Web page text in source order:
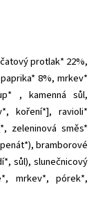
protlak* 22%,
8%, mrkev*
, kamenná sůl,
koření*], ravioli*
*, zeleninová směs*
bramborové
sůl), slunečnicový
mrkev*, pórek*,